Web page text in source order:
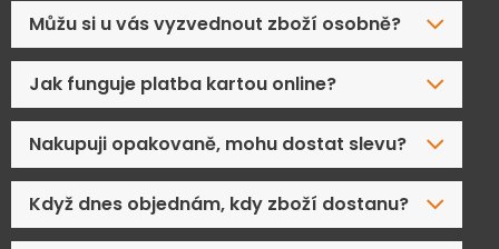
Můžu si u vás vyzvednout zboží osobně?
Jak funguje platba kartou online?
Nakupuji opakovaně, mohu dostat slevu?
Když dnes objednám, kdy zboží dostanu?